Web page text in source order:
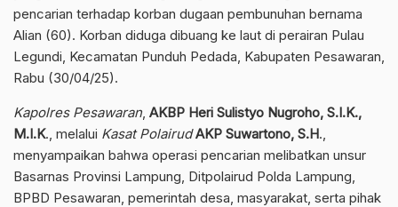
pencarian terhadap korban dugaan pembunuhan bernama
Alian (60). Korban diduga dibuang ke laut di perairan Pulau
Legundi, Kecamatan Punduh Pedada, Kabupaten Pesawaran,
Rabu (30/04/25).
Kapolres Pesawaran, AKBP Heri Sulistyo Nugroho, S.I.K.,
M.I.K., melalui Kasat PolairudAKP Suwartono, S.H.,
menyampaikan bahwa operasi pencarian melibatkan unsur
Basarnas Provinsi Lampung, Ditpolairud Polda Lampung,
BPBD Pesawaran, pemerintah desa, masyarakat, serta pihak